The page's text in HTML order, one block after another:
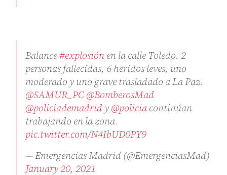
Balance#explosiónen la calle Toledo. 2
personas fallecidas, 6 heridos leves, uno
moderado y uno grave trasladado a La Paz.
@SAMUR_PC@BomberosMad
@policiademadridy@policiacontinúan
trabajando en la zona.
pic.twitter.com/N4IbUD0PY9
— Emergencias Madrid (@EmergenciasMad)
January 20, 2021